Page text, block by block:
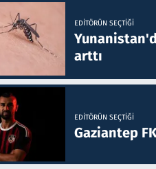
EDITÖRÜN SEÇTIĞI
arttı
EDITÖRÜN SEÇTIĞI
Gaziantep